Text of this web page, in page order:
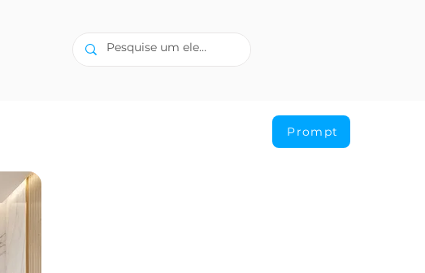
Prompt